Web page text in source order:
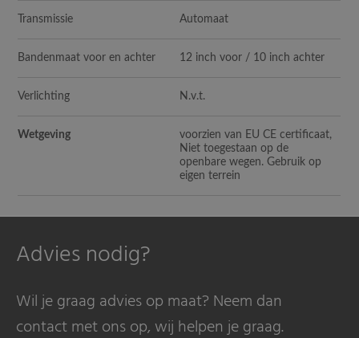
Transmissie Automaat
Bandenmaat voor en achter 12 inch voor / 10 inch achter
Verlichting N.v.t.
Wetgeving
voorzien van EU CE certificaat,
Niet toegestaan op de
openbare wegen. Gebruik op
eigen terrein
Advies nodig?
Wil je graag advies op maat? Neem dan
contact met ons op, wij helpen je graag.